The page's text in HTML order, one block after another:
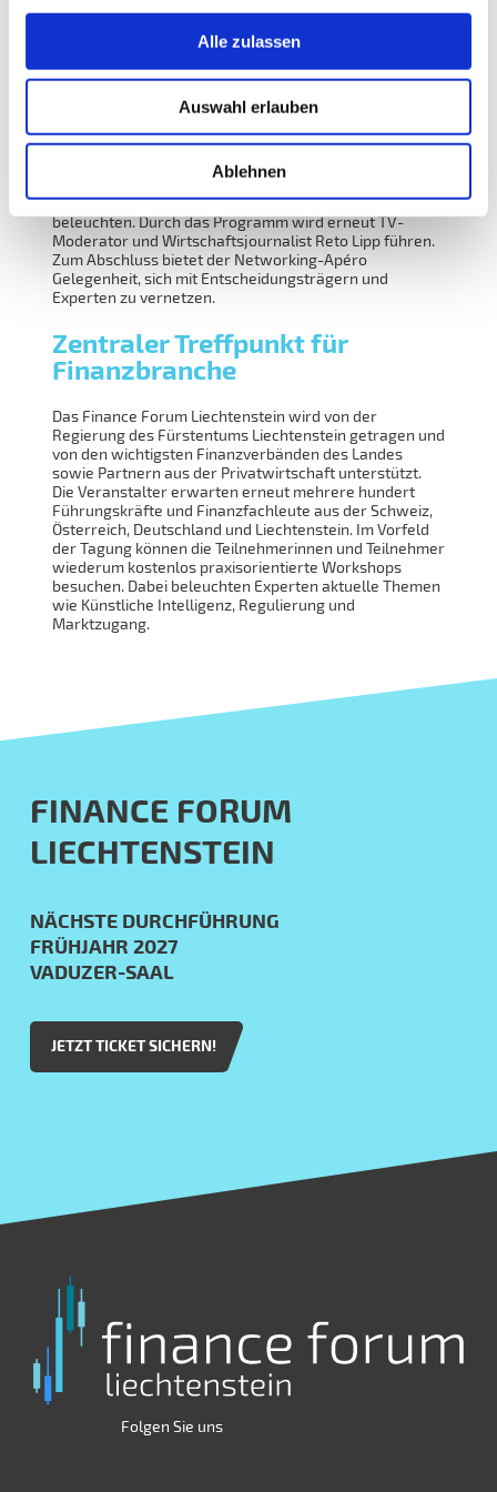
Alle zulassen
Auswahl erlauben
Ablehnen
Militärkarriere unter anderem Mitinhaber eines
Positionen bei UBS, Credit Suisse und Vontobel in
Europa, Asien und den USA.
Zum Abschluss der Veranstaltung betritt der ehemalige
Bühne, um über aktuelle geopolitische Entwicklungen
und deren Auswirkungen auf Europa zu sprechen. Er
wird dabei insbesondere die Chancen und
Herausforderungen Liechtensteins und der Schweiz
beleuchten. Durch das Programm wird erneut TV-
Moderator und Wirtschaftsjournalist Reto Lipp führen.
Zum Abschluss bietet der Networking-Apéro
Gelegenheit, sich mit Entscheidungsträgern und
Experten zu vernetzen.
Zentraler Treffpunkt für
Finanzbranche
Das Finance Forum Liechtenstein wird von der
Regierung des Fürstentums Liechtenstein getragen und
von den wichtigsten Finanzverbänden des Landes
sowie Partnern aus der Privatwirtschaft unterstützt.
Die Veranstalter erwarten erneut mehrere hundert
Führungskräfte und Finanzfachleute aus der Schweiz,
Österreich, Deutschland und Liechtenstein. Im Vorfeld
der Tagung können die Teilnehmerinnen und Teilnehmer
wiederum kostenlos praxisorientierte Workshops
besuchen. Dabei beleuchten Experten aktuelle Themen
wie Künstliche Intelligenz, Regulierung und
Marktzugang.
FINANCE FORUM
LIECHTENSTEIN
NÄCHSTE DURCHFÜHRUNG
FRÜHJAHR 2027
VADUZER-SAAL
JETZT TICKET SICHERN!
Folgen Sie uns